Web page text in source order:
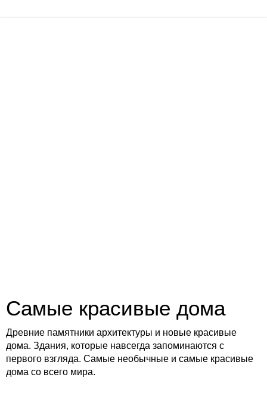
Самые красивые дома
Древние памятники архитектуры и новые красивые
дома. Здания, которые навсегда запоминаются с
первого взгляда. Самые необычные и самые красивые
дома со всего мира.